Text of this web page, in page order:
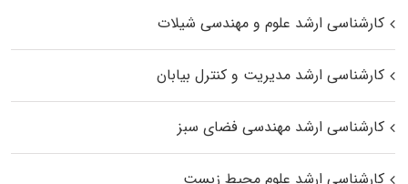
کارشناسی ارشد علوم و مهندسی شیلات
کارشناسی ارشد مدیریت و کنترل بیابان
کارشناسی ارشد مهندسی فضای سبز
کارشناسی ارشد علوم محیط‌ زیست